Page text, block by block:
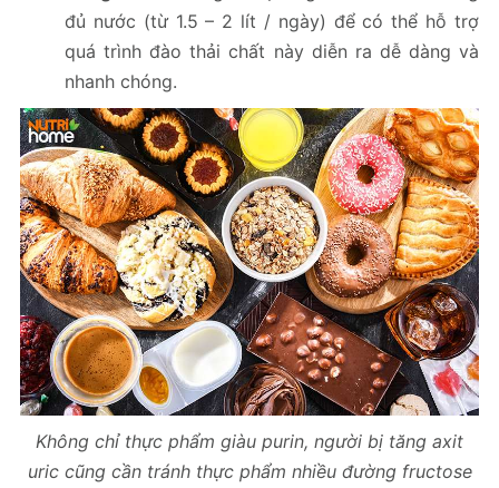
đủ nước (từ 1.5 – 2 lít / ngày) để có thể hỗ trợ
quá trình đào thải chất này diễn ra dễ dàng và
nhanh chóng.
Không chỉ thực phẩm giàu purin, người bị tăng axit
uric cũng cần tránh thực phẩm nhiều đường fructose